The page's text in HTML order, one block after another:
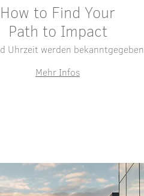
How to Find Your
Path to Impact
Uhrzeit werden bekanntgegeben
Mehr Infos